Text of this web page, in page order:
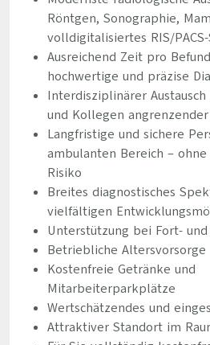
Röntgen, Sonographie,
volldigitalisiertes RIS/
Ausreichend Zeit pro
hochwertige und präzise
Interdisziplinärer
und Kollegen
Langfristige und sichere
ambulanten Bereich –
Risiko
Breites diagnostisches
vielfältigen
Unterstützung bei Fort-
Betriebliche Altersvorsorge
Kostenfreie Getränke und
Mitarbeiterparkplätze
Wertschätzendes und
Attraktiver Standort im